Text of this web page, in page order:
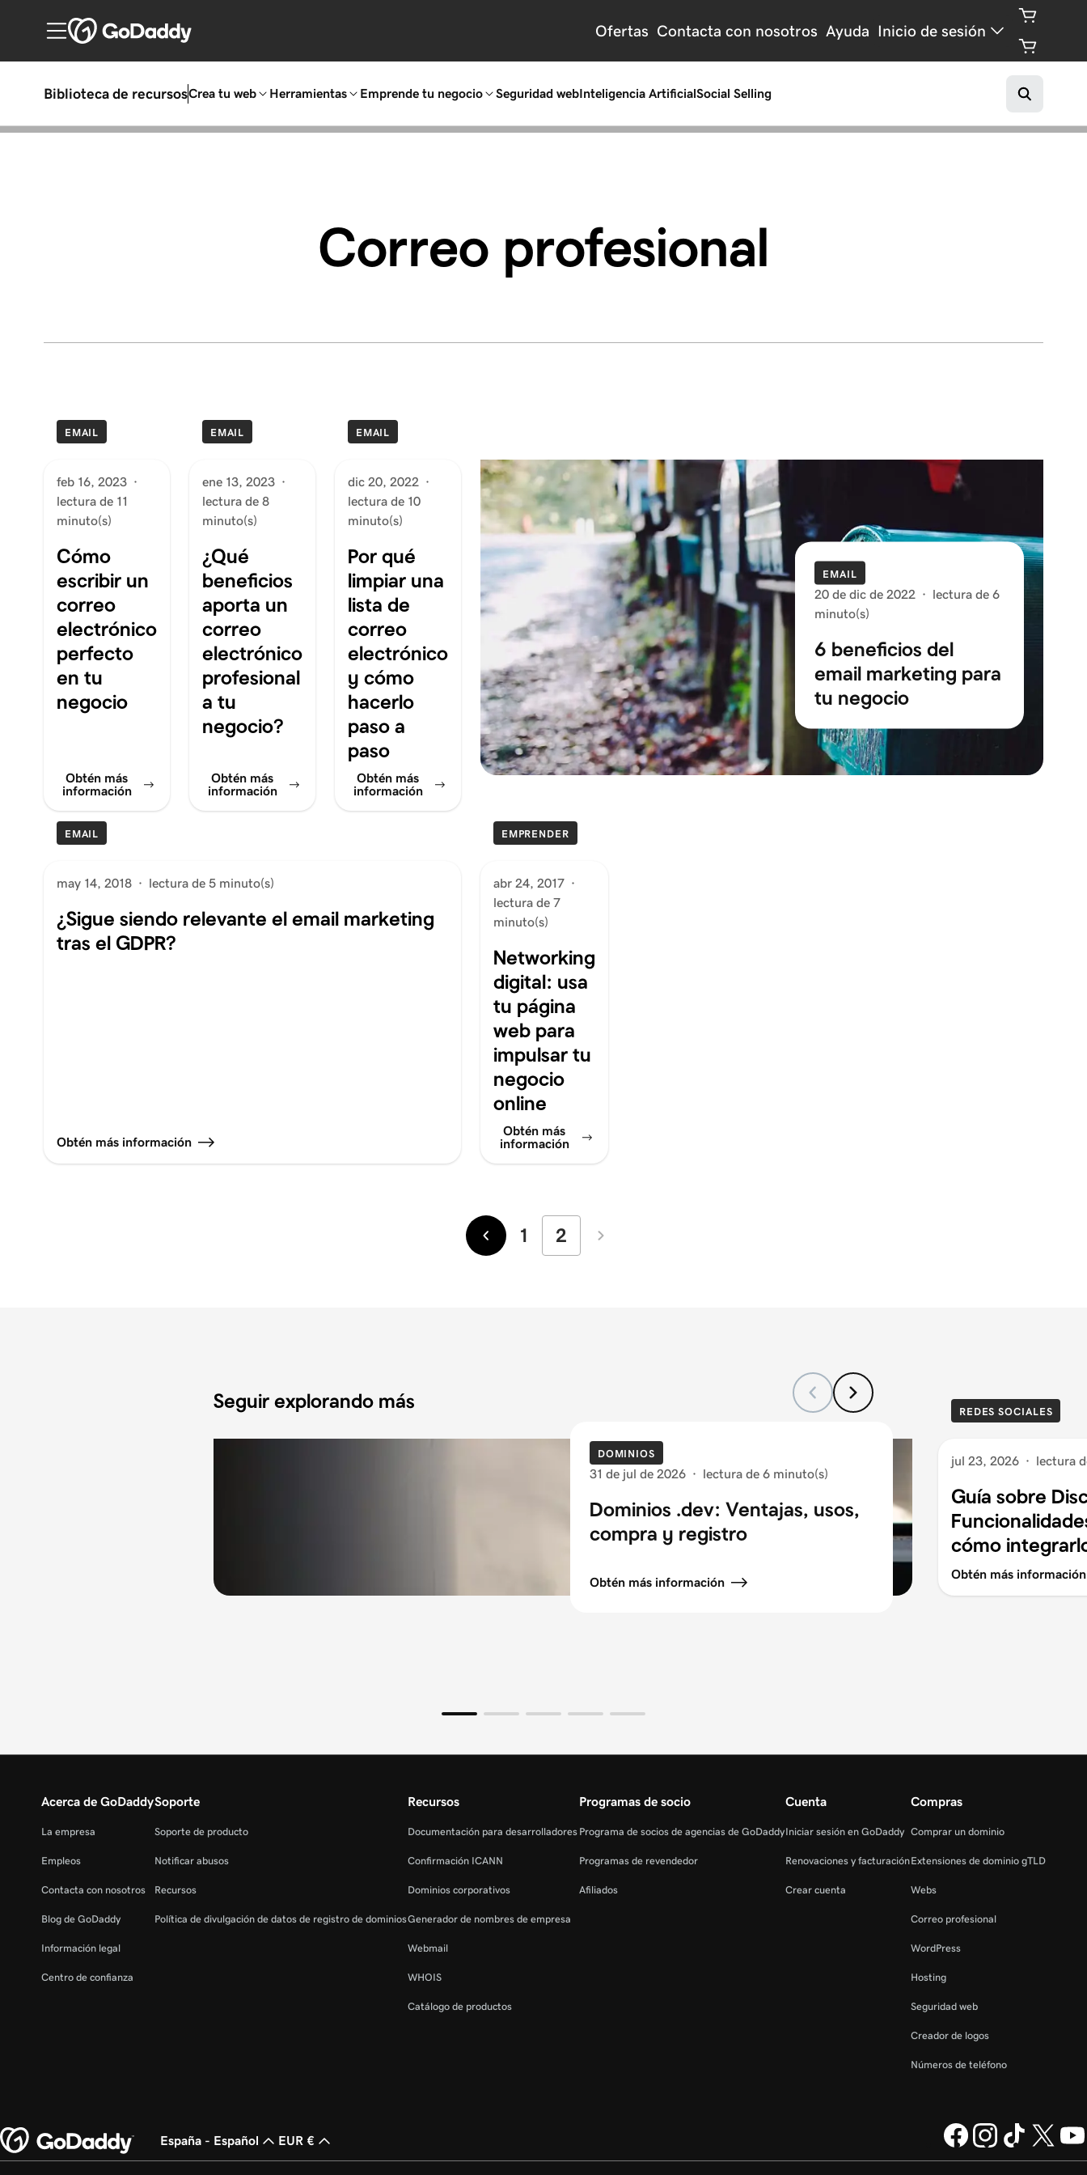
Ofertas Contacta con nosotros Ayuda Inicio de sesión
Biblioteca de recursosCrea tu web Herramientas Emprende tu negocio Seguridad webInteligencia ArtificialSocial Selling
Correo profesional
EMAIL
feb 16, 2023 ·
lectura de 11
minuto(s)
Cómo
escribir un
correo
electrónico
perfecto
en tu
negocio
Obtén más
información
EMAIL
ene 13, 2023 ·
lectura de 8
minuto(s)
¿Qué
beneficios
aporta un
correo
electrónico
profesional
a tu
negocio?
Obtén más
información
EMAIL
dic 20, 2022 ·
lectura de 10
minuto(s)
Por qué
limpiar una
lista de
correo
electrónico
y cómo
hacerlo
paso a
paso
Obtén más
información
EMAIL
20 de dic de 2022 · lectura de 6
minuto(s)
6 beneficios del
email marketing para
tu negocio
EMAIL
may 14, 2018 · lectura de 5 minuto(s)
¿Sigue siendo relevante el email marketing
tras el GDPR?
Obtén más información
EMPRENDER
abr 24, 2017 ·
lectura de 7
minuto(s)
Networking
digital: usa
tu página
web para
impulsar tu
negocio
online
Obtén más
información
Más
1 2
Más
Seguir explorando más
DOMINIOS
31 de jul de 2026 · lectura de 6 minuto(s)
Dominios .dev: Ventajas, usos,
compra y registro
Obtén más información
REDES SOCIALES
jul 23, 2026 · lectura
Guía sobre
cómo
Obtén más información
Acerca de GoDaddy
La empresa
Empleos
Contacta con nosotros
Blog de GoDaddy
Información legal
Centro de confianza
Soporte
Soporte de producto
Notificar abusos
Recursos
Política de divulgación de datos de registro de dominios
Recursos
Documentación para desarrolladores
Confirmación ICANN
Dominios corporativos
Generador de nombres de empresa
Webmail
WHOIS
Catálogo de productos
Programas de socio
Programa de socios de agencias de GoDaddy
Programas de revendedor
Afiliados
Cuenta
Iniciar sesión en GoDaddy
Renovaciones y facturación
Crear cuenta
Compras
Comprar un dominio
Extensiones de dominio gTLD
Webs
Correo profesional
WordPress
Hosting
Seguridad web
Creador de logos
Números de teléfono
España - Español EUR €